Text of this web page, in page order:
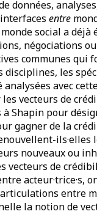
données,
entre
social a
négociations
communes qui
disciplines, les
analysées avec
vecteurs de
à Shapin pour
gagner de la
nouveaux ou
vecteurs de
acteur·trice·s,
entre
la notion de